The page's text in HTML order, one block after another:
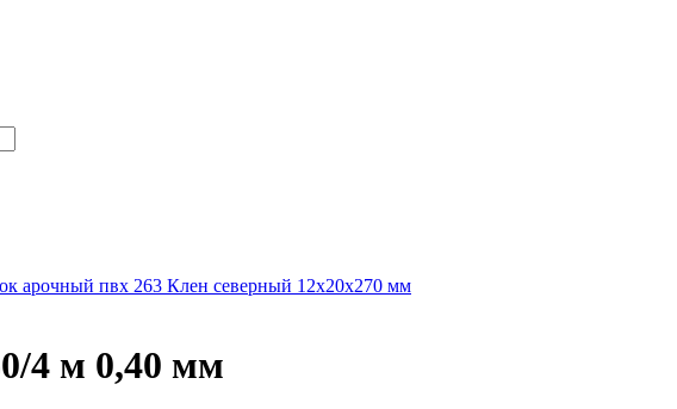
арочный пвх 263 Клен северный 12х20х270 мм
4 м 0,40 мм